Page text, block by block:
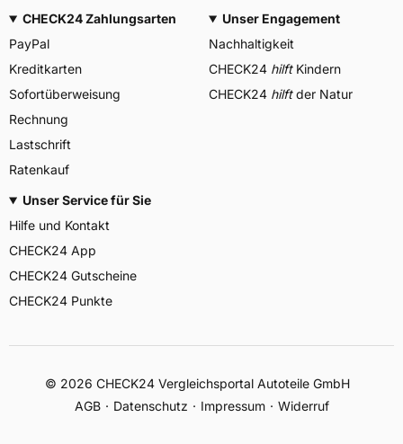
CHECK24 Zahlungsarten
PayPal
Kreditkarten
Sofortüberweisung
Rechnung
Lastschrift
Ratenkauf
Unser Engagement
Nachhaltigkeit
CHECK24 hilftKindern
CHECK24 hilftder Natur
Unser Service für Sie
Hilfe und Kontakt
CHECK24 App
CHECK24 Gutscheine
CHECK24 Punkte
© 2026 CHECK24 Vergleichsportal Autoteile GmbH
AGB
Datenschutz Impressum Widerruf